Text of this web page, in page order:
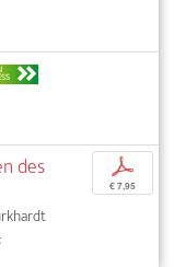
des p
€ 7,95